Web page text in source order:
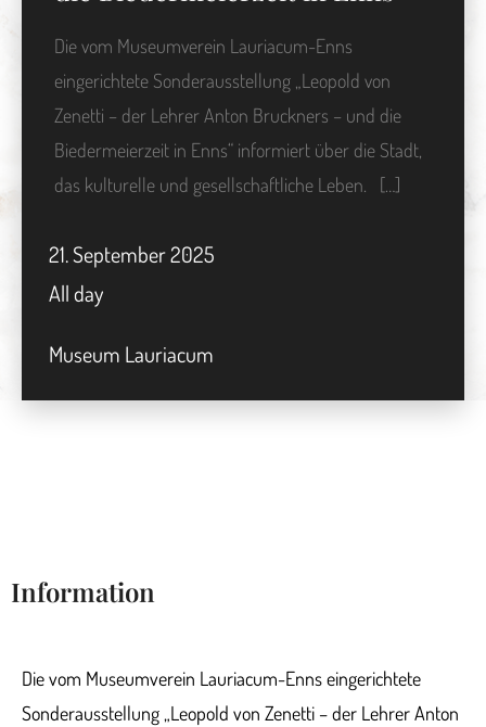
Die vom Museumverein Lauriacum-Enns
eingerichtete Sonderausstellung „Leopold von
Zenetti – der Lehrer Anton Bruckners – und die
Biedermeierzeit in Enns“ informiert über die Stadt,
das kulturelle und gesellschaftliche Leben. […]
21.September2025
All day
Museum Lauriacum
Information
Die vom Museumverein Lauriacum-Enns eingerichtete
Sonderausstellung „Leopold von Zenetti – der Lehrer Anton